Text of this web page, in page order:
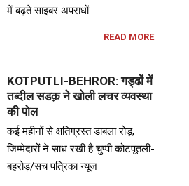
में बढ़ते साइबर अपराधों
READ MORE
KOTPUTLI-BEHROR: गड्ढों में
तब्दील सडक़ ने खोली लचर व्यवस्था
की पोल
कई महीनों से क्षतिग्रस्त डाबला रोड़,
जिम्मेदारों ने साध रखी है चुप्पी कोटपूतली-
बहरोड़/सच पत्रिका न्यूज